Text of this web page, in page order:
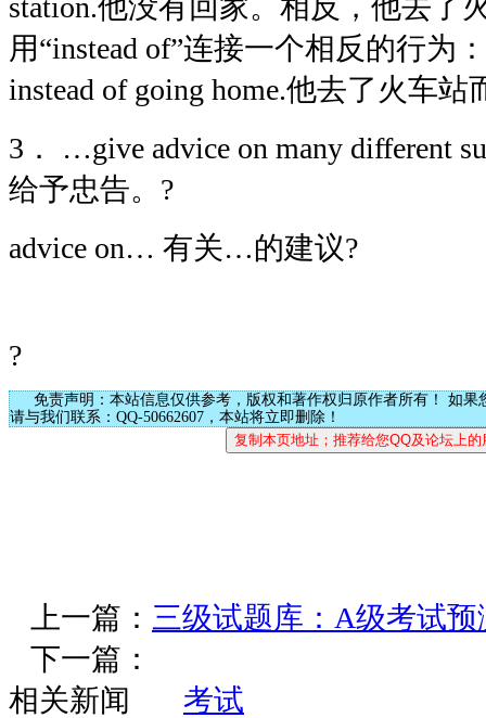
station.他没有回家。相反，他去了
用“instead of”连接一个相反的行为
instead of going home.他去了火车站
3 ． …give advice on many different
给予忠告。?
advice on… 有关…的建议?
?
免责声明：本站信息仅供参考，版权和著作权归原作者所有！ 如果
请与我们联系：QQ-50662607，本站将立即删除！
上一篇： 三级试题库：A级考试
下一篇：
相关新闻
考试